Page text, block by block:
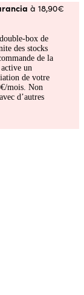
à 18,90€
box de
des stocks
de la
un
de votre
mois. Non
d’autres